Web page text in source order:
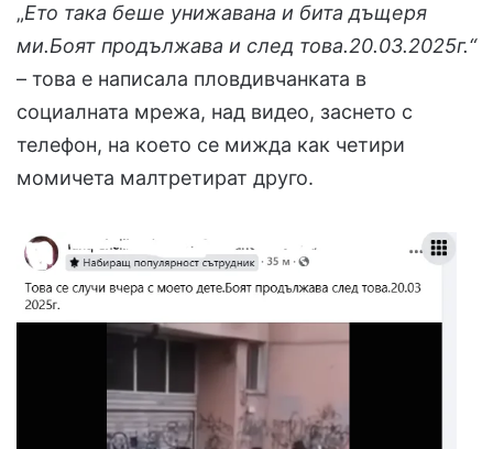
„Ето така беше унижавана и бита дъщеря
ми.Боят продължава и след това.20.03.2025г.“
– това е написала пловдивчанката в
социалната мрежа, над видео, заснето с
телефон, на което се мижда как четири
момичета малтретират друго.